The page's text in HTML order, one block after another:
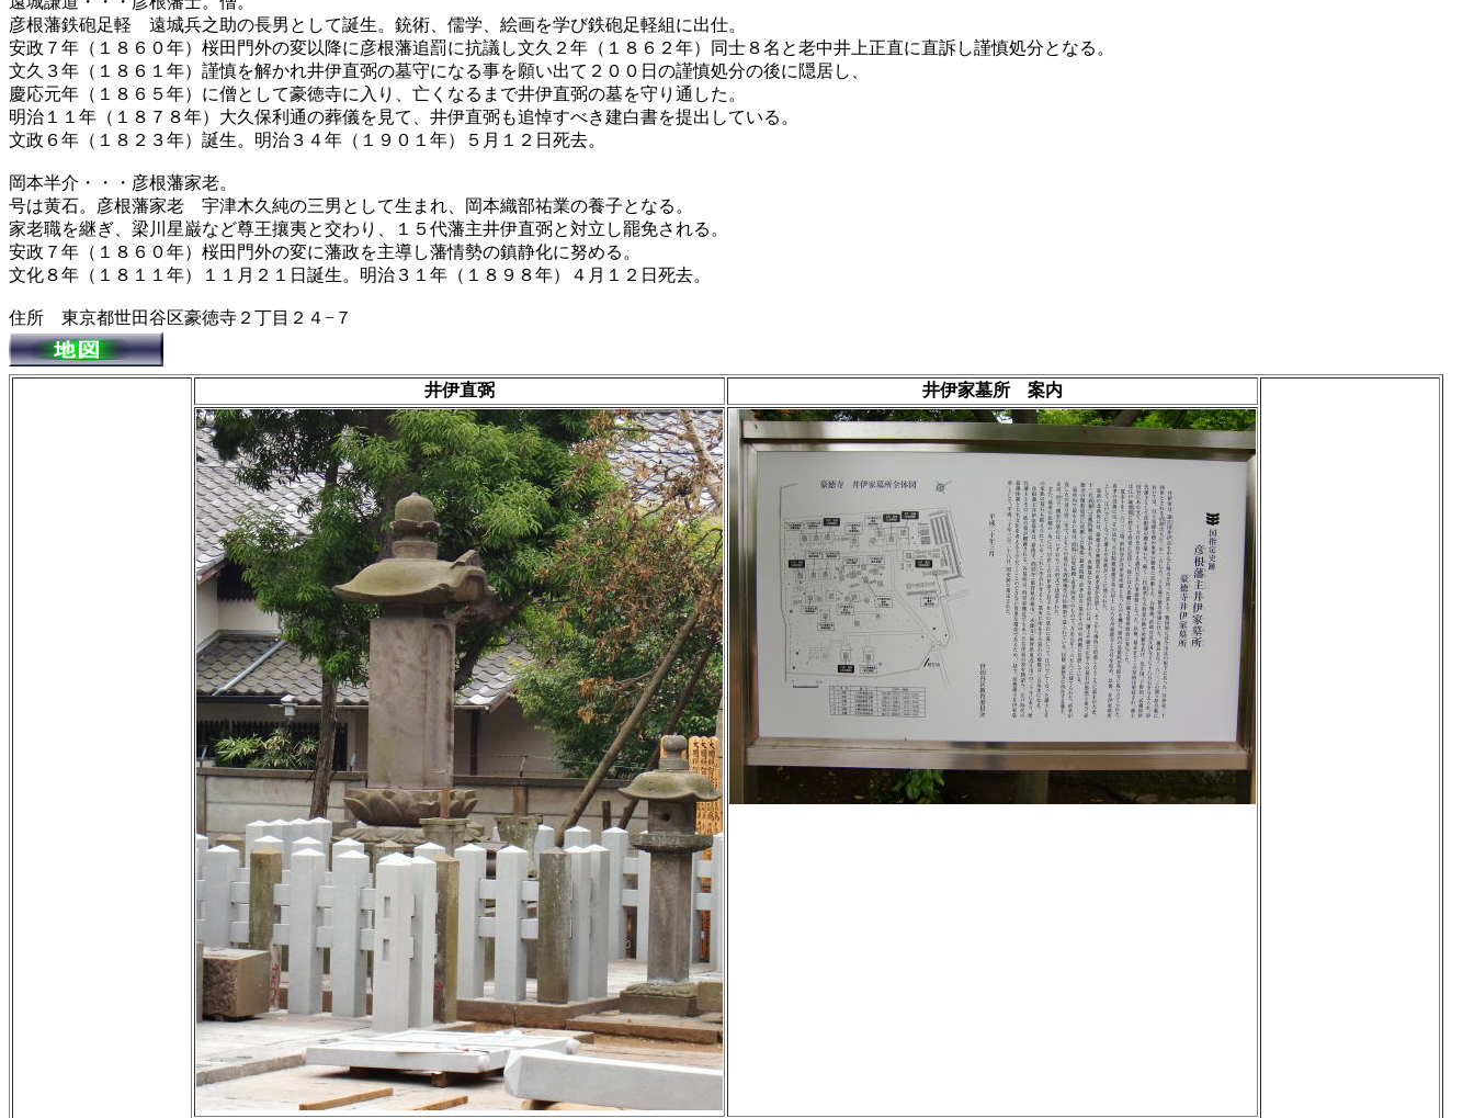
彦根藩鉄砲足軽 遠城兵之助の長男として誕生。銃術、儒学、絵画を学び鉄砲足軽組に出仕。
安政７年（１８６０年）桜田門外の変以降に彦根藩追罰に抗議し文久２年（１８６２年）同士８名と老中井上正直に直訴し謹慎処分となる。
文久３年（１８６１年）謹慎を解かれ井伊直弼の墓守になる事を願い出て２００日の謹慎処分の後に隠居し、
慶応元年（１８６５年）に僧として豪徳寺に入り、亡くなるまで井伊直弼の墓を守り通した。
明治１１年（１８７８年）大久保利通の葬儀を見て、井伊直弼も追悼すべき建白書を提出している。
文政６年（１８２３年）誕生。明治３４年（１９０１年）５月１２日死去。
岡本半介・・・彦根藩家老。
号は黄石。彦根藩家老 宇津木久純の三男として生まれ、岡本織部祐業の養子となる。
家老職を継ぎ、梁川星巌など尊王攘夷と交わり、１５代藩主井伊直弼と対立し罷免される。
安政７年（１８６０年）桜田門外の変に藩政を主導し藩情勢の鎮静化に努める。
文化８年（１８１１年）１１月２１日誕生。明治３１年（１８９８年）４月１２日死去。
住所 東京都世田谷区豪徳寺２丁目２４−７
井伊直弼 井伊家墓所 案内